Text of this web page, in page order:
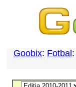
Goobix: Fotbal :